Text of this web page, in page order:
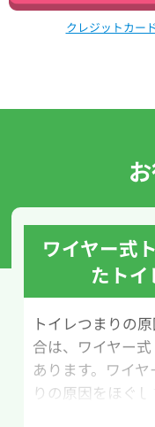
クレジットカー
ワイヤー式
たト
トイレつまりの
合は、ワイヤー
あります。ワイ
りの原因をほぐ
め、ラバーカッ